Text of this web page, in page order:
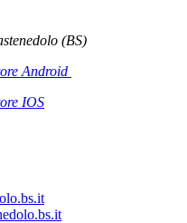
(BS)
Android
IOS